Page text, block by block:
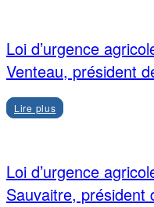
Loi d’urgence
Venteau, président
Lire plus
Loi d’urgence
Sauvaitre, président